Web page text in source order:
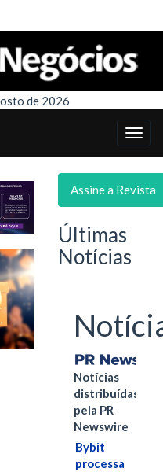
de 2026
Assine a Revista
Últimas
Notícias
Notícias
distribuídas
pela PR
Newswire
Bybit
processa